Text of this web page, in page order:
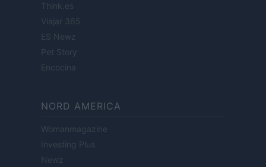
Think.es
Viajar 365
ES Newz
Pet Story
Encocina
NORD AMERICA
Womanmagazine
Investing Plus
Newz